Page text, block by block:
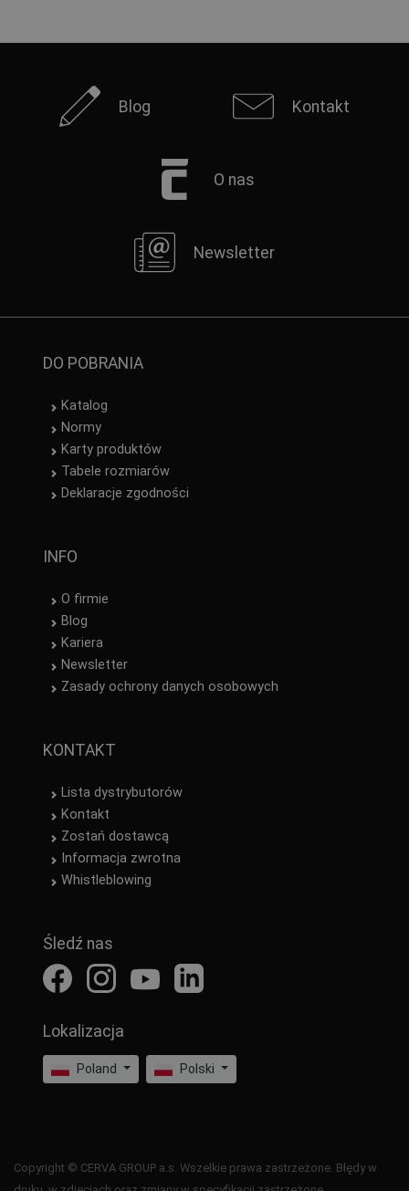
Blog Kontakt
O nas
Newsletter
DO POBRANIA
Katalog
Normy
Karty produktów
Tabele rozmiarów
Deklaracje zgodności
INFO
O firmie
Blog
Kariera
Newsletter
Zasady ochrony danych osobowych
KONTAKT
Lista dystrybutorów
Kontakt
Zostań dostawcą
Informacja zwrotna
Whistleblowing
Śledź nas
Lokalizacja
Poland Polski
Copyright © CERVA GROUP a.s. Wszelkie prawa zastrzeżone. Błędy w